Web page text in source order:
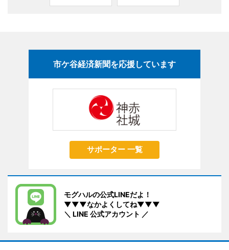
市ケ谷経済新聞を応援しています
サポーター 一覧
モグハルの公式LINEだよ！
▼▼▼なかよくしてね▼▼▼
＼ LINE 公式アカウント ／